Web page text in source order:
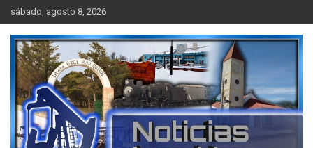
Skip
to
content
sábado, agosto 8, 2026